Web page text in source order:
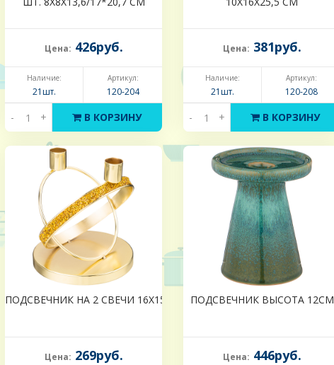
Цена: 426руб.
Наличие:
21шт.
Артикул:
120-204
- + В КОРЗИНУ
Цена: 381руб.
Наличие:
21шт.
Артикул:
120-208
- + В КОРЗИНУ
ПОДСВЕЧНИК НА 2 СВЕЧИ 16Х15Х18 СМ
Цена: 269руб.
ПОДСВЕЧНИК ВЫСОТА 12СМ
Цена: 446руб.